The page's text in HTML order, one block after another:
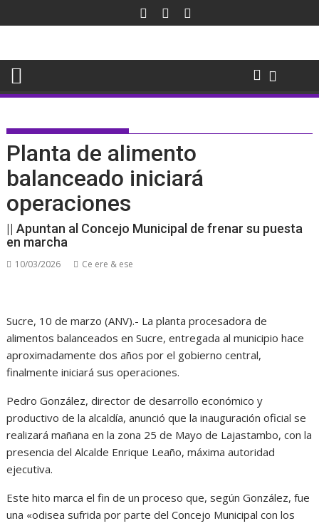
al
Planta de alimento
balanceado iniciará
operaciones
|| Apuntan al Concejo Municipal de frenar su puesta
en marcha
10/03/2026 Ce ere & ese
Sucre, 10 de marzo (ANV).- La planta procesadora de
alimentos balanceados en Sucre, entregada al municipio hace
aproximadamente dos años por el gobierno central,
finalmente iniciará sus operaciones.
Pedro González, director de desarrollo económico y
productivo de la alcaldía, anunció que la inauguración oficial se
realizará mañana en la zona 25 de Mayo de Lajastambo, con la
presencia del Alcalde Enrique Leaño, máxima autoridad
ejecutiva.
Este hito marca el fin de un proceso que, según González, fue
una «odisea sufrida por parte del Concejo Municipal con los